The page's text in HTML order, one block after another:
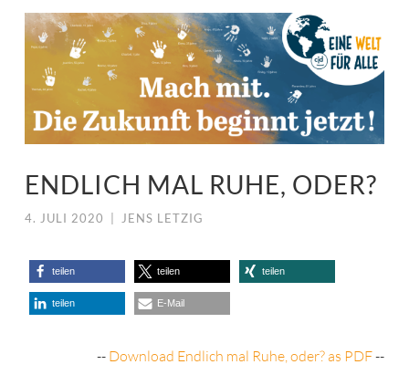
ENDLICH MAL RUHE, ODER?
4. JULI 2020 JENS LETZIG
teilen teilen teilen
teilen E-Mail
-- Download Endlich mal Ruhe, oder? as PDF--